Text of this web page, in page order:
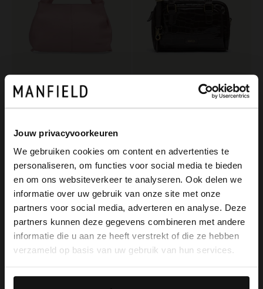
Jouw privacyvoorkeuren
We gebruiken cookies om content en advertenties te
personaliseren, om functies voor social media te bieden
en om ons websiteverkeer te analyseren. Ook delen we
informatie over uw gebruik van onze site met onze
partners voor social media, adverteren en analyse. Deze
partners kunnen deze gegevens combineren met andere
informatie die u aan ze heeft verstrekt of die ze hebben
verzameld op basis van uw gebruik van hun services.
99.99
-50%
×
View this website in English?
It looks like your language isn't Dutch. Would
you like to switch to English?
English